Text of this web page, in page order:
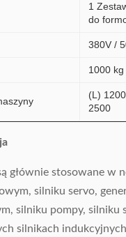
1
do
380V /
1000 kg
(L)
2500
głównie stosowane w
silniku servo,
silniku pompy, silniku
silnikach